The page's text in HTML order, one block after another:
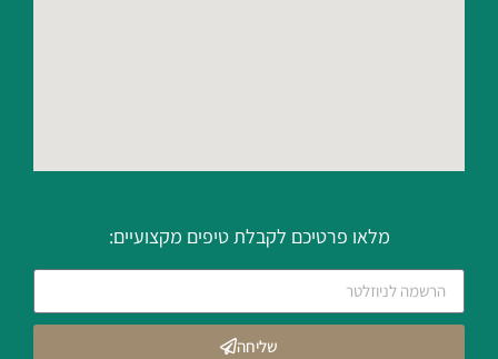
מלאו פרטיכם לקבלת טיפים מקצועיים:
שליחה